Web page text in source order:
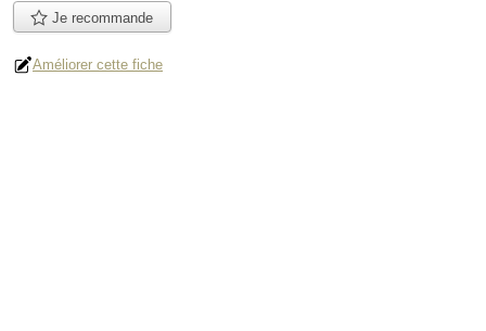
Je recommande
Améliorer cette fiche